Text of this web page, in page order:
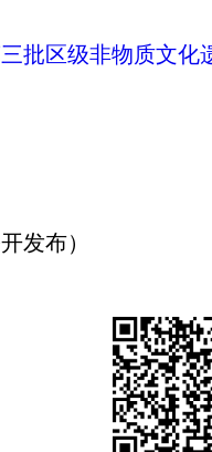
批区级非物质文化
发布）